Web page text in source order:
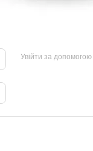
Увійти за допомогою